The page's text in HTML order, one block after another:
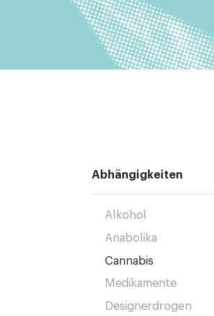
Abhängigkeiten
Alkohol
Anabolika
Cannabis
Medikamente
Designerdrogen